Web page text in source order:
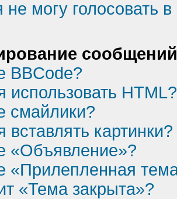
могу голосовать
BBCode?
использовать HTML?
смайлики?
вставлять картинки?
«Объявление»?
«Прилепленная
«Тема закрыта»?